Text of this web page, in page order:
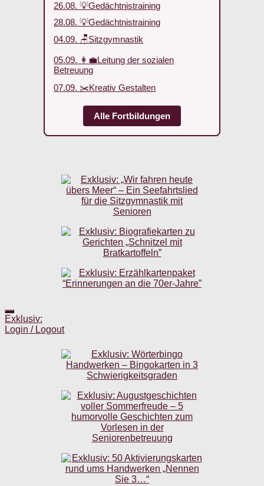
26.08. 💡Gedächtnistraining
28.08. 💡Gedächtnistraining
04.09. 🪑Sitzgymnastik
05.09. 👩‍💼Leitung der sozialen
Betreuung
07.09. ✂️Kreativ Gestalten
Alle Fortbildungen
Exklusiv:
Login / Logout